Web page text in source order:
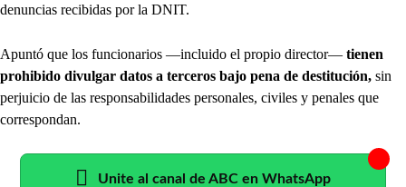
denuncias recibidas por la DNIT.
Apuntó que los funcionarios —incluido el propio director— tienen
prohibido divulgar datos a terceros bajo pena de destitución, sin
perjuicio de las responsabilidades personales, civiles y penales que
correspondan.
Unite al canal de ABC en WhatsApp